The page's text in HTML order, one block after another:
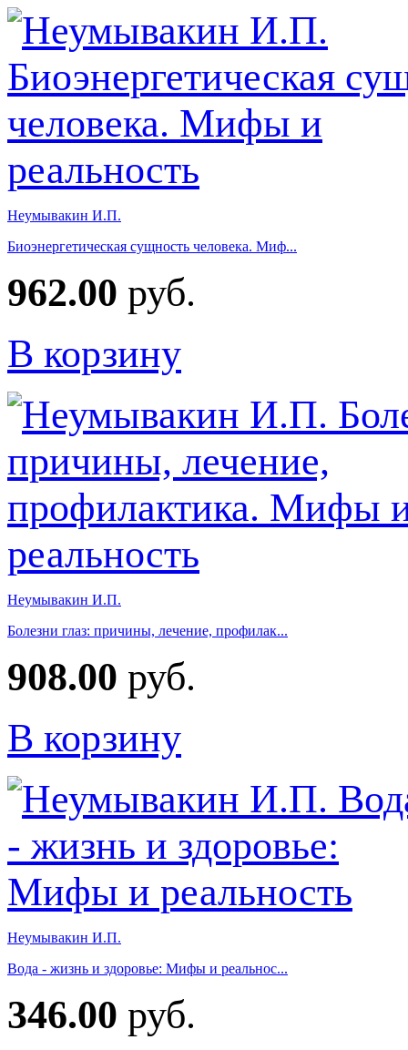
Неумывакин И.П.
Биоэнергетическая сущность человека. Миф...
962.00 руб.
В корзину
Неумывакин И.П.
Болезни глаз: причины, лечение, профилак...
908.00 руб.
В корзину
Неумывакин И.П.
Вода - жизнь и здоровье: Мифы и реальнос...
346.00 руб.